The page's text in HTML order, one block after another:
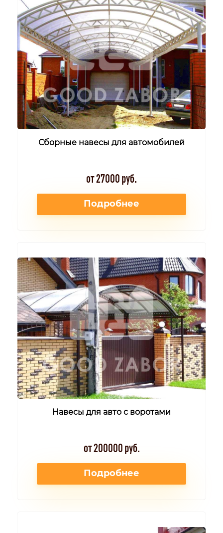
Сборные навесы для автомобилей
от 27000 руб.
Подробнее
Навесы для авто с воротами
от 200000 руб.
Подробнее